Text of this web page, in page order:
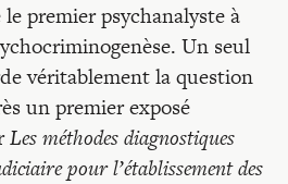
le premier psychanalyste à
Un seul
véritablement la question
un premier exposé
Les méthodes diagnostiques
pour l’établissement des